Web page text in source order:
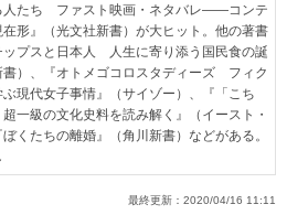
人たち ファスト映画・ネタバレ――コンテ
在形』（光文社新書）が大ヒット。他の著書
ップスと日本人 人生に寄り添う国民食の誕
書）、『オトメゴコロスタディーズ フィク
現代女子事情』（サイゾー）、『「こち
一級の文化史料を読み解く』（イースト・
くたちの離婚』（角川新書）などがある。
最終更新： 2020/04/16 11:11